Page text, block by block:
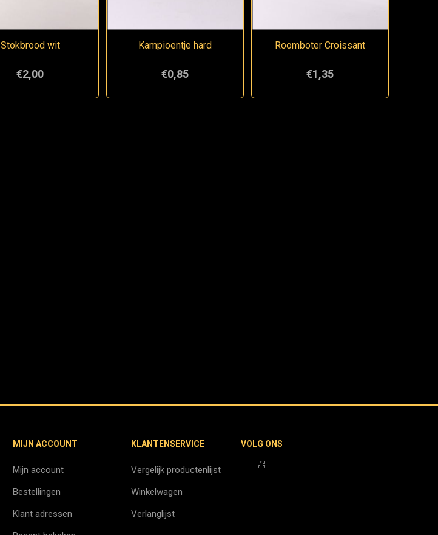
Stokbrood wit
€2,00
Kampioentje hard
€0,85
Roomboter Croissant
€1,35
MIJN ACCOUNT
Mijn account
Bestellingen
Klant adressen
KLANTENSERVICE
Vergelijk productenlijst
Winkelwagen
Verlanglijst
VOLG ONS